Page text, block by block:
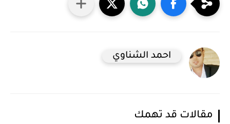
احمد الشناوي
مقالات قد تهمك